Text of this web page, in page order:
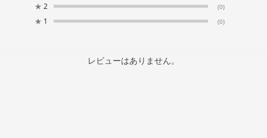
★ 2 (0)
★ 1 (0)
レビューはありません。